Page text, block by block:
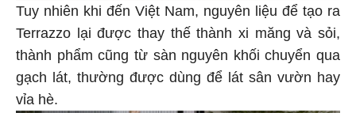
Tuy nhiên khi đến Việt Nam, nguyên liệu để tạo ra
Terrazzo lại được thay thế thành xi măng và sỏi,
thành phẩm cũng từ sàn nguyên khối chuyển qua
gạch lát, thường được dùng để lát sân vườn hay
vỉa hè.